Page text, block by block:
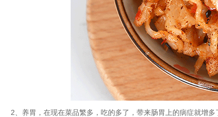
2、养胃，在现在菜品繁多，吃的多了，带来肠胃上的病症就增多